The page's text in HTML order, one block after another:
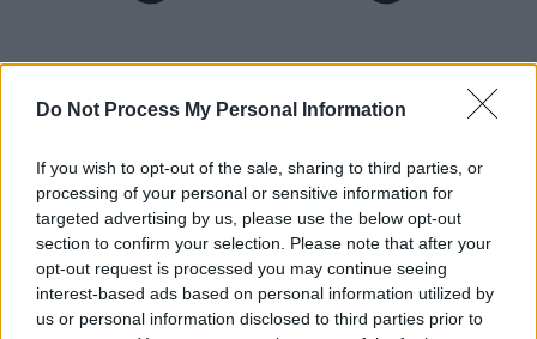
Do Not Process My Personal Information
If you wish to opt-out of the sale, sharing to third parties, or
processing of your personal or sensitive information for
targeted advertising by us, please use the below opt-out
section to confirm your selection. Please note that after your
opt-out request is processed you may continue seeing
interest-based ads based on personal information utilized by
us or personal information disclosed to third parties prior to